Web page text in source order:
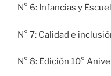
N° 6: Infancias y
N° 7: Calidad e
N° 8: Edición 10°